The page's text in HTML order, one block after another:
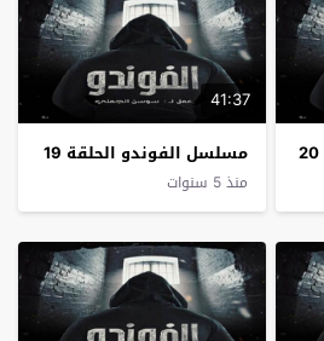
41:37
مسلسل الفوندو الحلقة 19
منذ 5 سنوات